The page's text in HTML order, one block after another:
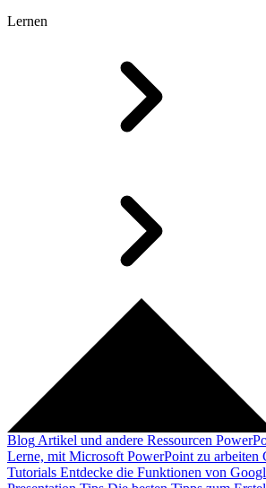
Lernen
Blog Artikel und andere Ressourcen
Lerne, mit Microsoft PowerPoint zu arbeiten
Tutorials Entdecke die Funktionen von